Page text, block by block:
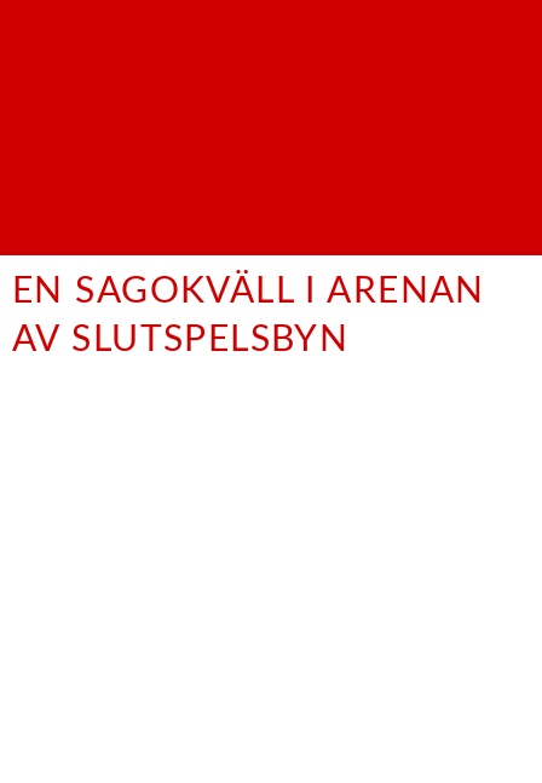
EN SAGOKVÄLL I ARENAN
AV SLUTSPELSBYN